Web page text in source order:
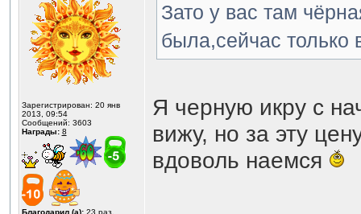
Зарегистрирован: 20 янв
2013, 09:54
Сообщений: 3603
Награды: 8
Благодарил (а):23 раз.
Зато у вас там
была,сейчас
Я черную икру с
вижу, но за эту
вдоволь наемся